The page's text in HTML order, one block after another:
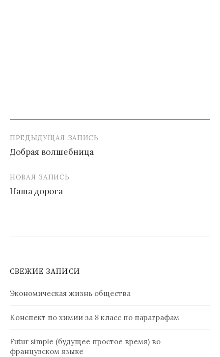
Навигация
по
записям
ПРЕДЫДУЩАЯ ЗАПИСЬ
Добрая волшебница
НОВАЯ ЗАПИСЬ
Наша дорога
СВЕЖИЕ ЗАПИСИ
Экономическая жизнь общества
Конспект по химии за 8 класс по параграфам
Futur simple (будущее простое время) во
французском языке